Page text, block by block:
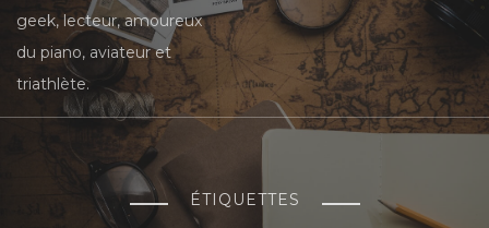
geek, lecteur, amoureux
du piano, aviateur et
triathlète.
ÉTIQUETTES